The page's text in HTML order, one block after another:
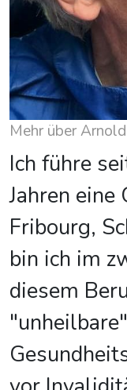
Mehr über
Ich führe
Jahren
Fribourg,
bin ich im
diesem